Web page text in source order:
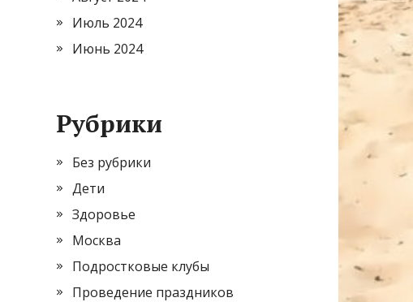
Июль 2024
Июнь 2024
Рубрики
Без рубрики
Дети
Здоровье
Москва
Подростковые клубы
Проведение праздников